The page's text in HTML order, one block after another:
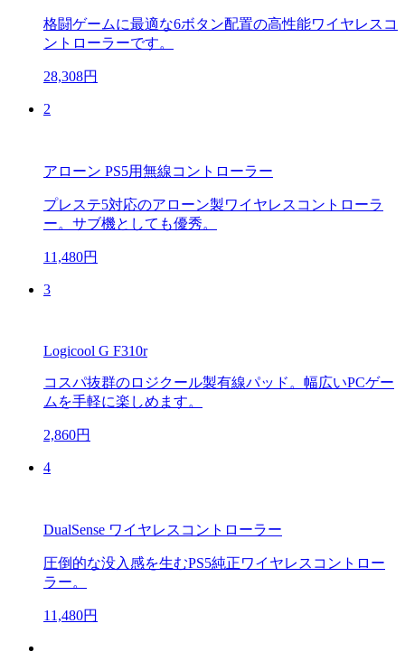
格闘ゲームに最適な6ボタン配置の高性能ワイヤレスコ
ントローラーです。
28,308円
2
アローン PS5用無線コントローラー
プレステ5対応のアローン製ワイヤレスコントローラ
ー。サブ機としても優秀。
11,480円
3
Logicool G F310r
コスパ抜群のロジクール製有線パッド。幅広いPCゲー
ムを手軽に楽しめます。
2,860円
4
DualSense ワイヤレスコントローラー
圧倒的な没入感を生むPS5純正ワイヤレスコントロー
ラー。
11,480円